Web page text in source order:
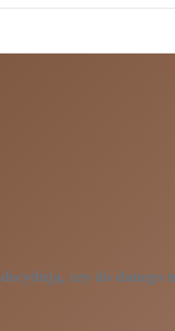
czy do danego